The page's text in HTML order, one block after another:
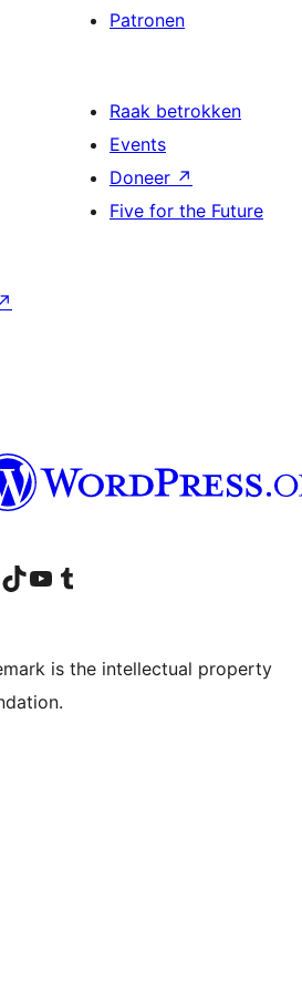
Patronen
Raak betrokken
Events
Doneer ↗
Five for the Future
↗
bezoeken
account
LinkedIn account
Bezoek onze TikTok account
Bezoek ons YouTube kanaalBezoek onze Tumblr account
is the intellectual property